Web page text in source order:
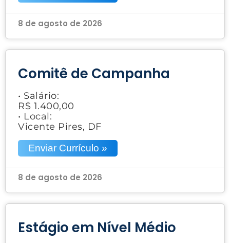
8 de agosto de 2026
Comitê de Campanha
• Salário:
R$ 1.400,00
• Local:
Vicente Pires, DF
Enviar Currículo »
8 de agosto de 2026
Estágio em Nível Médio